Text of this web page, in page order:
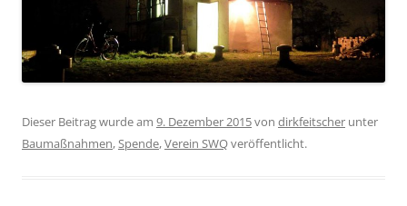
Dieser Beitrag wurde am 9. Dezember 2015von dirkfeitscher unter
Baumaßnahmen,Spende,Verein SWQveröffentlicht.